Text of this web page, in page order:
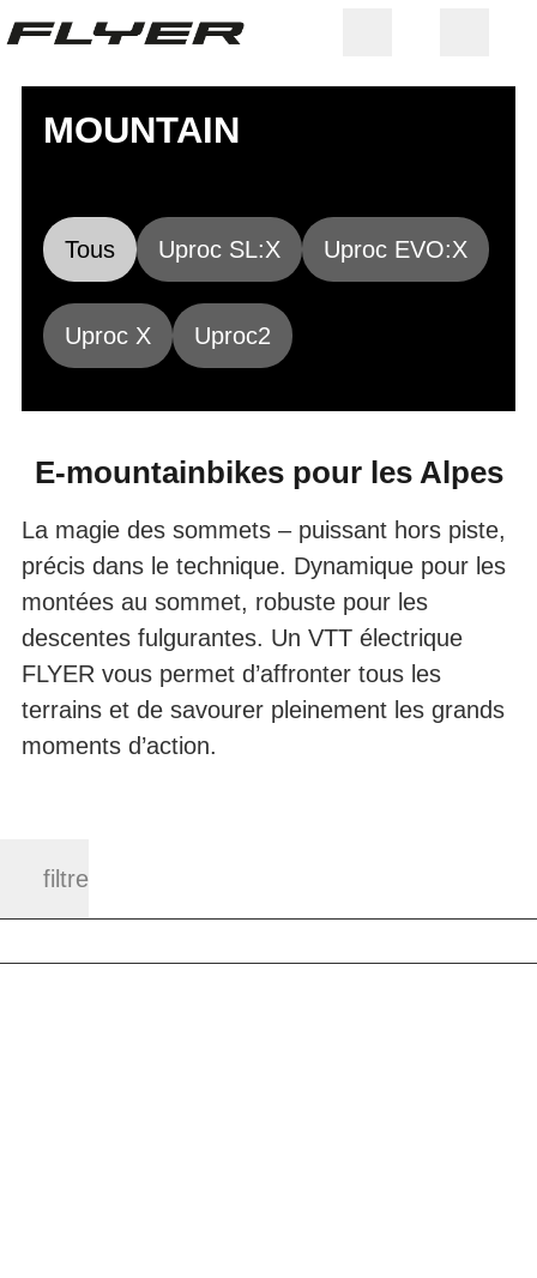
MOUNTAIN
Tous Uproc SL:X Uproc EVO:X
Uproc X Uproc2
E-mountainbikes pour les Alpes
La magie des sommets – puissant hors piste,
précis dans le technique. Dynamique pour les
montées au sommet, robuste pour les
descentes fulgurantes. Un VTT électrique
FLYER vous permet d’affronter tous les
terrains et de savourer pleinement les grands
moments d’action.
filtre